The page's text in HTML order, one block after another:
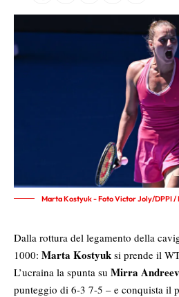
Marta Kostyuk - Foto Victor Joly/DPPI /
Dalla rottura del legamento della
1000: Marta Kostyuk si prende il
L’ucraina la spunta su Mirra
punteggio di 6-3 7-5 – e conquista il